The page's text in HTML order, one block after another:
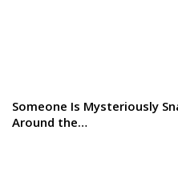
Someone Is Mysteriously
Around the…